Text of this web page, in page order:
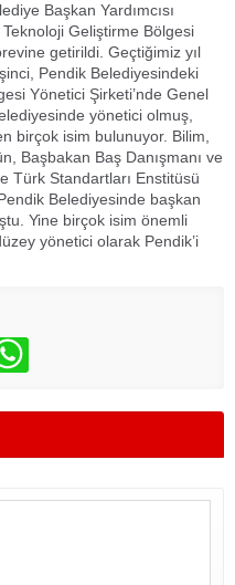
Başkan Yardımcısı
Geliştirme Bölgesi
getirildi. Geçtiğimiz yıl
Pendik Belediyesindeki
Yönetici Şirketi’nde Genel
yönetici olmuş,
birçok isim bulunuyor. Bilim,
Başbakan Baş Danışmanı ve
Türk Standartları Enstitüsü
Belediyesinde başkan
Yine birçok isim önemli
yönetici olarak Pendik’i